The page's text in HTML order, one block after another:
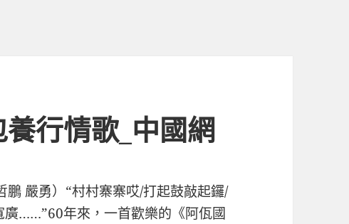
行情歌_中國網
嚴勇）“村村寨寨哎/打起鼓敲起鑼/
……”60年來，一首歡樂的《阿佤國